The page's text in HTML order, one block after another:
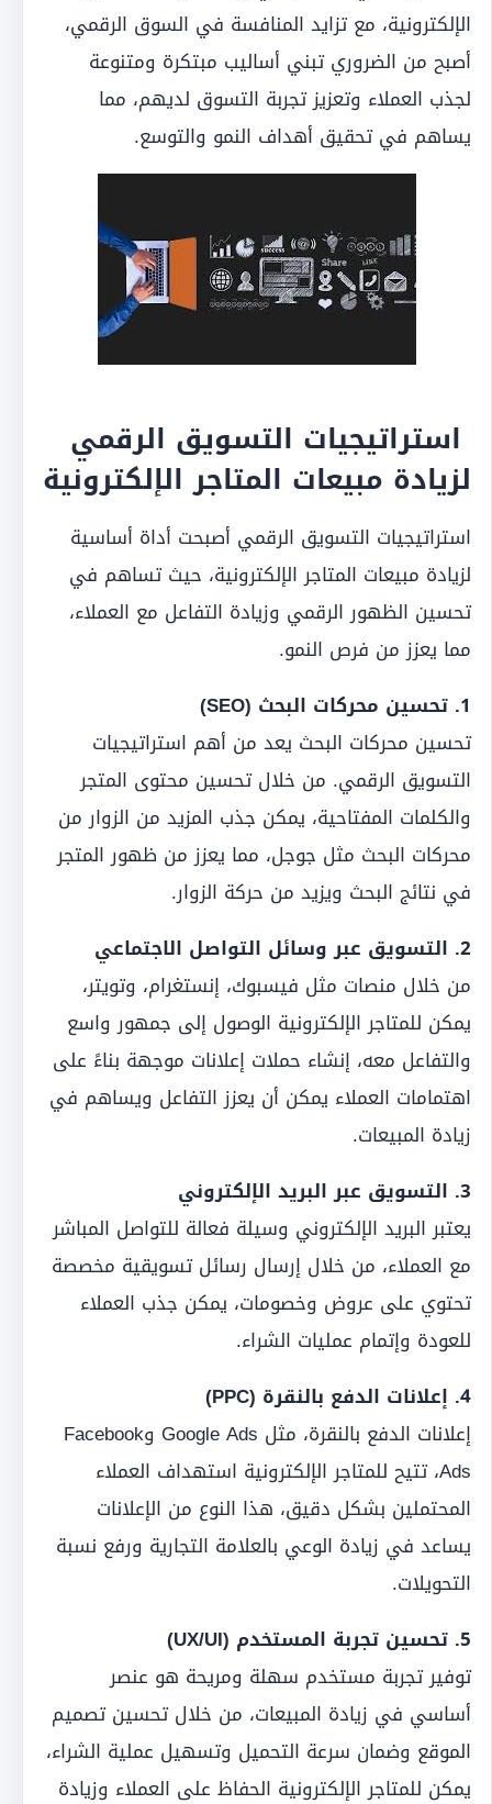
الإلكترونية، مع تزايد المنافسة في السوق الرقمي،
أصبح من الضروري تبني أساليب مبتكرة ومتنوعة
لجذب العملاء وتعزيز تجربة التسوق لديهم، مما
يساهم في تحقيق أهداف النمو والتوسع.
استراتيجيات التسويق الرقمي
لزيادة مبيعات المتاجر الإلكترونية
استراتيجيات التسويق الرقمي أصبحت أداة أساسية
لزيادة مبيعات المتاجر الإلكترونية، حيث تساهم في
تحسين الظهور الرقمي وزيادة التفاعل مع العملاء،
مما يعزز من فرص النمو.
1. تحسين محركات البحث (SEO)
تحسين محركات البحث يعد من أهم استراتيجيات
التسويق الرقمي. من خلال تحسين محتوى المتجر
والكلمات المفتاحية، يمكن جذب المزيد من الزوار من
محركات البحث مثل جوجل، مما يعزز من ظهور المتجر
في نتائج البحث ويزيد من حركة الزوار.
2. التسويق عبر وسائل التواصل الاجتماعي
من خلال منصات مثل فيسبوك، إنستغرام، وتويتر،
يمكن للمتاجر الإلكترونية الوصول إلى جمهور واسع
والتفاعل معه، إنشاء حملات إعلانات موجهة بناءً على
اهتمامات العملاء يمكن أن يعزز التفاعل ويساهم في
زيادة المبيعات.
3. التسويق عبر البريد الإلكتروني
يعتبر البريد الإلكتروني وسيلة فعالة للتواصل المباشر
مع العملاء، من خلال إرسال رسائل تسويقية مخصصة
تحتوي على عروض وخصومات، يمكن جذب العملاء
للعودة وإتمام عمليات الشراء.
4. إعلانات الدفع بالنقرة (PPC)
إعلانات الدفع بالنقرة، مثل Google Ads وFacebook
Ads، تتيح للمتاجر الإلكترونية استهداف العملاء
المحتملين بشكل دقيق، هذا النوع من الإعلانات
يساعد في زيادة الوعي بالعلامة التجارية ورفع نسبة
التحويلات.
5. تحسين تجربة المستخدم (UX/UI)
توفير تجربة مستخدم سهلة ومريحة هو عنصر
أساسي في زيادة المبيعات، من خلال تحسين تصميم
الموقع وضمان سرعة التحميل وتسهيل عملية الشراء،
يمكن للمتاجر الإلكترونية الحفاظ على العملاء وزيادة